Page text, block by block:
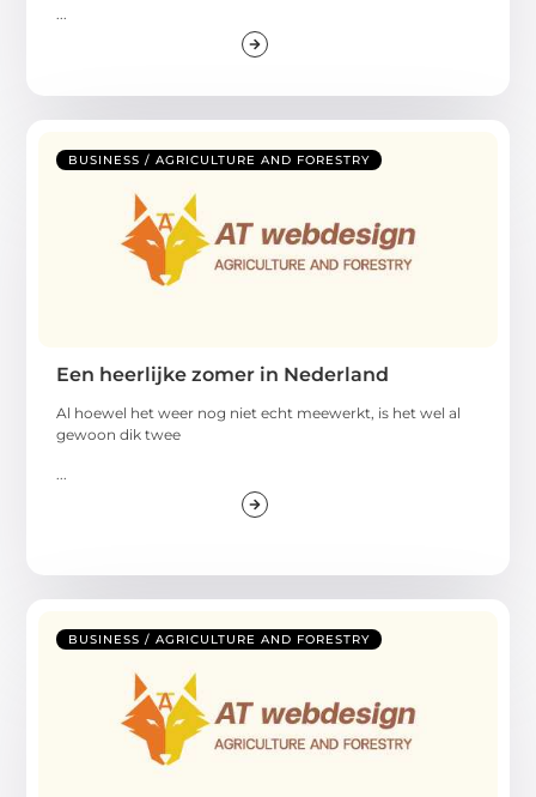
BUSINESS / AGRICULTURE AND FORESTRY
Een heerlijke zomer in Nederland
Al hoewel het weer nog niet echt meewerkt, is het wel al
gewoon dik twee
BUSINESS / AGRICULTURE AND FORESTRY